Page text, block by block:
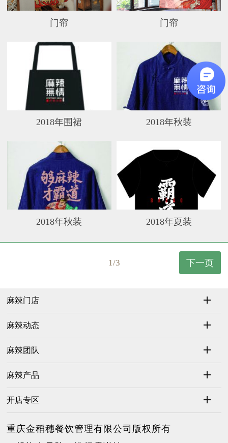
门帘 门帘
2018年围裙 2018年秋装
2018年秋装 2018年夏装
1/3 下一页
麻辣门店
麻辣动态
麻辣团队
麻辣产品
开店专区
重庆金稻穗餐饮管理有限公司版权所有